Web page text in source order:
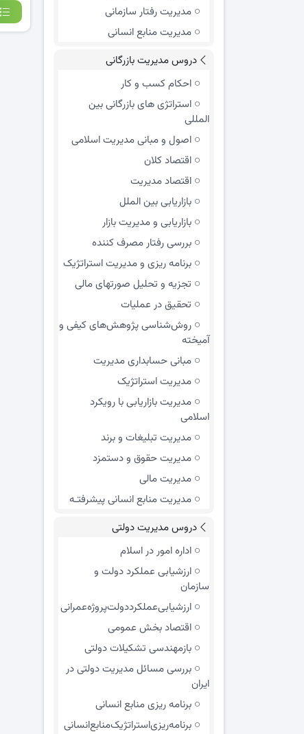
مدیریت رفتار سازمانی
مدیریت منابع انسانی
دروس مدیریت بازرگانی
احکام کسب و کار
استراتژی های بازرگانی بین
المللی
اصول و مبانی مدیریت اسلامی
اقتصاد کلان
اقتصاد مدیریت
بازاریابی بین الملل
بازاریابی و مدیریت بازار
بررسی رفتار مصرف کننده
برنامه ریزی و مدیریت استراتژیک
تجزیه و تحلیل صورتهای مالی
تحقیق در عملیات
روش‌شناسی پژوهش‌های کیفی و
آمیخته
مبانی حسابداری مدیریت
مدیریت استراتژیک
مدیریت بازاریابی با رویکرد
اسلامی
مدیریت تبلیغات و برند
مدیریت حقوق و دستمزد
مدیریت مالی
مدیریت منابع انسانی پیشرفتـه
دروس مدیریت دولتی
اداره امور در اسلام
ارزشیابی عملکرد دولت و
سازمان
ارزشیابی‌عملکرد‌دولت‌پروژه‌عمرانی
اقتصاد بخش عمومی
بازمهندسی تشکیلات دولتی
بررسی مسائل مدیریت دولتی در
ایران
برنامه ریزی منابع انسانی
برنامه‌ریزی‌استراتژیک‌منابع‌انسانی